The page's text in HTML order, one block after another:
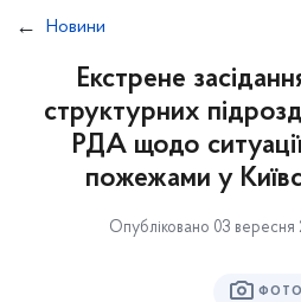
Новини
Екстрене
структурних
РДА щодо
пожежами у
Опубліковано 03 вересня
ФОТО